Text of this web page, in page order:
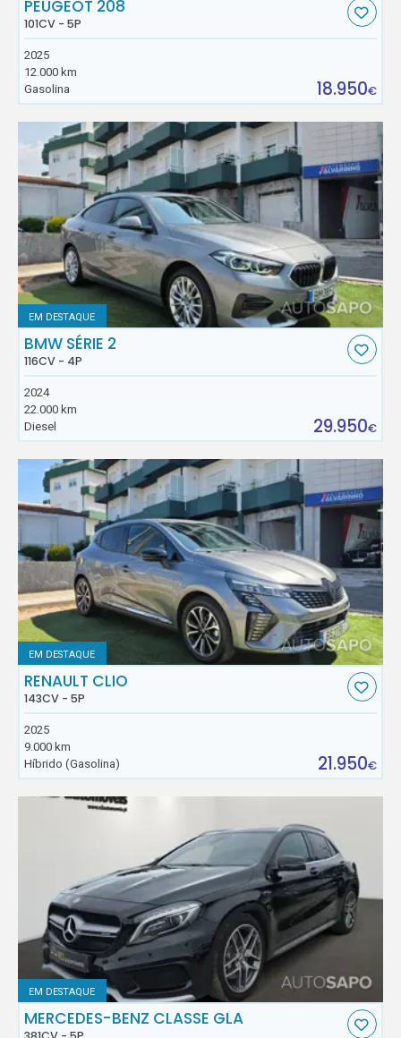
PEUGEOT 208
101CV - 5P
2025
12.000 km
Gasolina
18.950€
EM DESTAQUE
BMW SÉRIE 2
116CV - 4P
2024
22.000 km
Diesel
29.950€
EM DESTAQUE
RENAULT CLIO
143CV - 5P
2025
9.000 km
Híbrido (Gasolina)
21.950€
EM DESTAQUE
MERCEDES-BENZ CLASSE GLA